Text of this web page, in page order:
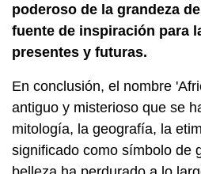
poderoso de la grandeza
fuente de inspiración para
presentes y futuras.
En conclusión, el nombre
antiguo y misterioso que se
mitología, la geografía, la
significado como símbolo de